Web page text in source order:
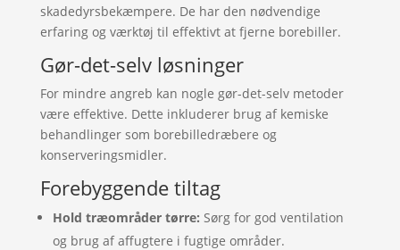
skadedyrsbekæmpere. De har den nødvendige
erfaring og værktøj til effektivt at fjerne borebiller.
Gør-det-selv løsninger
For mindre angreb kan nogle gør-det-selv metoder
være effektive. Dette inkluderer brug af kemiske
behandlinger som borebilledræbere og
konserveringsmidler.
Forebyggende tiltag
Hold træområder tørre: Sørg for god ventilation
og brug af affugtere i fugtige områder.